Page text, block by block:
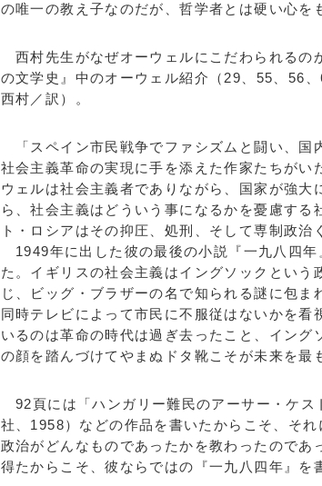
の唯一の教え子なのだが、哲学者とは硬い心を
西村先生がなぜオーウェルにこだわられる
の文学史』中のオーウェル紹介（29、55、56
西村／訳）。
「スペイン市民戦争でファシズムと闘い、国
社会主義革命の実現に手を添えた作家たちが
ウェルは社会主義者でありながら、国家が強
ら、社会主義はどういう事になるかを憂慮す
ト・ロシアはその抑圧、処刑、そして専制政治
1949年に出した彼の最後の小説『一九八四
た。イギリスの社会主義はイングソックとい
じ、ビッグ・ブラザーの名で知られる謎に包
同時テレビによって市民に不服従はないかを
いるのは革命の時代は過ぎ去ったこと、イン
の顔を踏んづけてやまぬドタ靴こそが未来を最
92頁には「ハンガリー難民のアーサー・ケス
社、1958）などの作品を書いたからこそ、そ
政治がどんなものであったかを教わったので
得たからこそ、彼ならではの『一九八四年』を